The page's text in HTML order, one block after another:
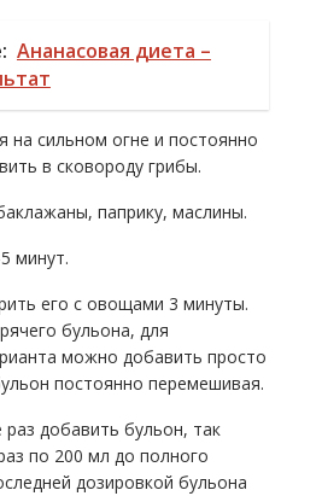
Ананасовая диета –
на сильном огне и постоянно
в сковороду грибы.
паприку, маслины.
минут.
его с овощами 3 минуты.
бульона, для
можно добавить просто
постоянно перемешивая.
добавить бульон, так
по 200 мл до полного
дозировкой бульона